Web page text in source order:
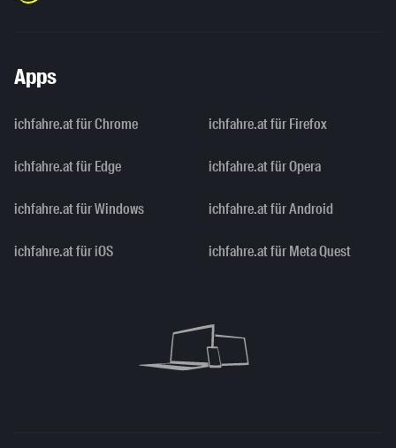
Apps
ichfahre.at für Chrome ichfahre.at für Firefox
ichfahre.at für Edge ichfahre.at für Opera
ichfahre.at für Windows ichfahre.at für Android
ichfahre.at für iOS ichfahre.at für Meta Quest